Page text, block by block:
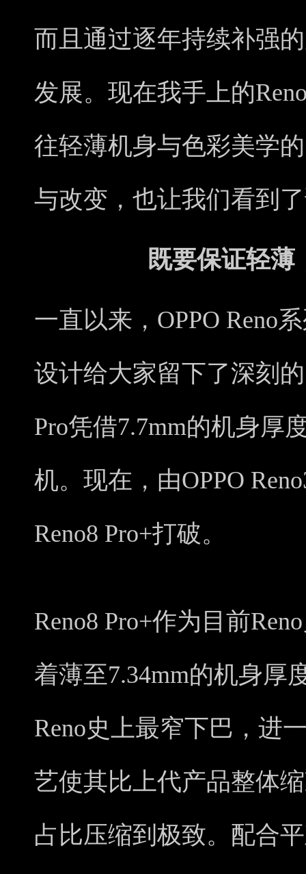
而且通过逐年持续补强
发展。现在我手上的
往轻薄机身与色彩美学
与改变，也让我们看到
既要保证轻薄
一直以来，OPPO Reno
设计给大家留下了深刻
Pro凭借7.7mm的机身厚
机。现在，由OPPO
Reno8 Pro+打破。
Reno8 Pro+作为目前
着薄至7.34mm的机身厚
Reno史上最窄下巴，进
艺使其比上代产品整体
占比压缩到极致。配合